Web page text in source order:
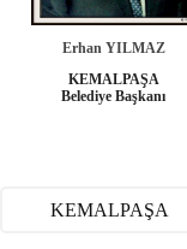
Erhan YILMAZ
KEMALPAŞA
Belediye Başkanı
KEMALPAŞA